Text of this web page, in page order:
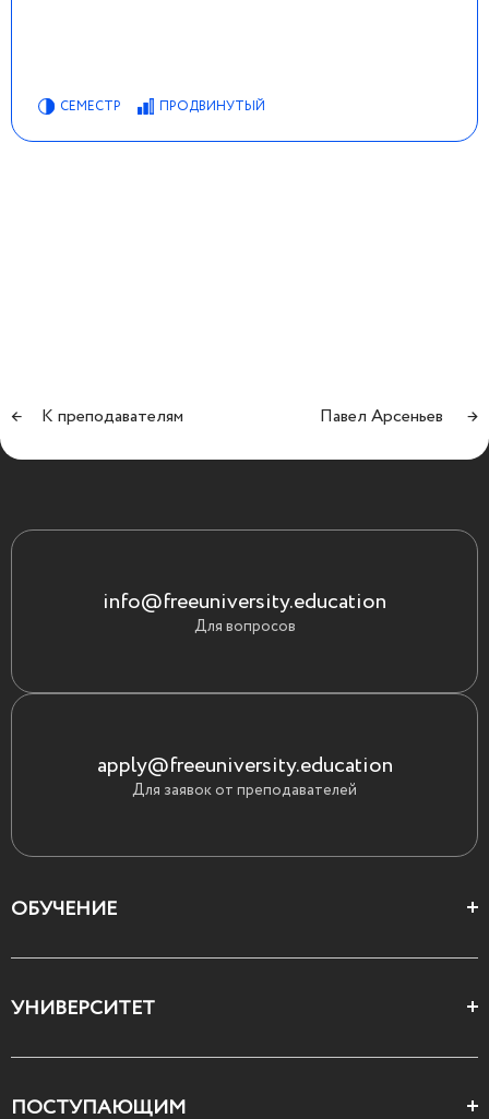
СЕМЕСТР ПРОДВИНУТЫЙ
← К преподавателям Павел Арсеньев →
info@freeuniversity.education
Для вопросов
apply@freeuniversity.education
Для заявок от преподавателей
ОБУЧЕНИЕ
Все курсы
УНИВЕРСИТЕТ
Декларация ценностей
ПОСТУПАЮЩИМ